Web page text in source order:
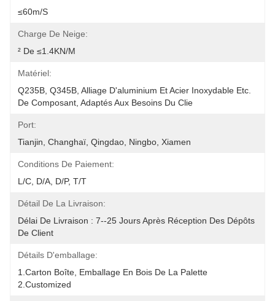
≤60m/s
Charge De Neige:
² De ≤1.4KN/m
Matériel:
Q235B, Q345B, Alliage D'aluminium Et Acier Inoxydable Etc.
De Composant, Adaptés Aux Besoins Du Clie
Port:
Tianjin, Changhaï, Qingdao, Ningbo, Xiamen
Conditions De Paiement:
L/C, D/A, D/P, T/T
Détail De La Livraison:
Délai De Livraison : 7--25 Jours Après Réception Des Dépôts
De Client
Détails D'emballage:
1.Carton Boîte, Emballage En Bois De La Palette
2.Customized